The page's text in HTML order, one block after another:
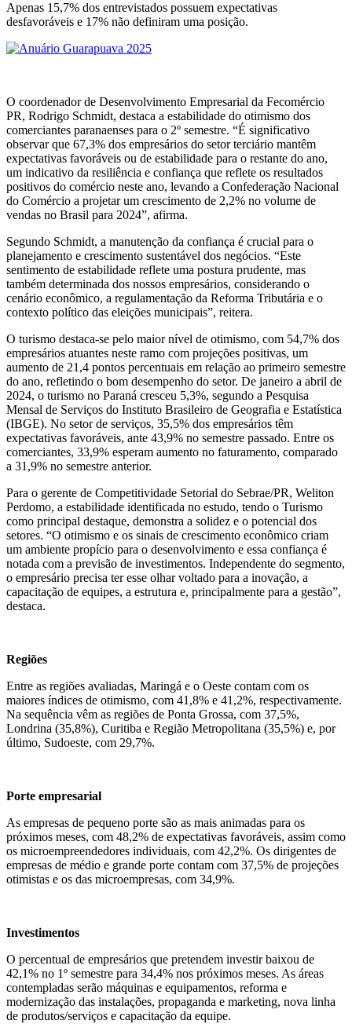
Apenas 15,7% dos entrevistados possuem expectativas
desfavoráveis e 17% não definiram uma posição.
O coordenador de Desenvolvimento Empresarial da Fecomércio
PR, Rodrigo Schmidt, destaca a estabilidade do otimismo dos
comerciantes paranaenses para o 2º semestre. “É significativo
observar que 67,3% dos empresários do setor terciário mantêm
expectativas favoráveis ou de estabilidade para o restante do ano,
um indicativo da resiliência e confiança que reflete os resultados
positivos do comércio neste ano, levando a Confederação Nacional
do Comércio a projetar um crescimento de 2,2% no volume de
vendas no Brasil para 2024”, afirma.
Segundo Schmidt, a manutenção da confiança é crucial para o
planejamento e crescimento sustentável dos negócios. “Este
sentimento de estabilidade reflete uma postura prudente, mas
também determinada dos nossos empresários, considerando o
cenário econômico, a regulamentação da Reforma Tributária e o
contexto político das eleições municipais”, reitera.
O turismo destaca-se pelo maior nível de otimismo, com 54,7% dos
empresários atuantes neste ramo com projeções positivas, um
aumento de 21,4 pontos percentuais em relação ao primeiro semestre
do ano, refletindo o bom desempenho do setor. De janeiro a abril de
2024, o turismo no Paraná cresceu 5,3%, segundo a Pesquisa
Mensal de Serviços do Instituto Brasileiro de Geografia e Estatística
(IBGE). No setor de serviços, 35,5% dos empresários têm
expectativas favoráveis, ante 43,9% no semestre passado. Entre os
comerciantes, 33,9% esperam aumento no faturamento, comparado
a 31,9% no semestre anterior.
Para o gerente de Competitividade Setorial do Sebrae/PR, Weliton
Perdomo, a estabilidade identificada no estudo, tendo o Turismo
como principal destaque, demonstra a solidez e o potencial dos
setores. “O otimismo e os sinais de crescimento econômico criam
um ambiente propício para o desenvolvimento e essa confiança é
notada com a previsão de investimentos. Independente do segmento,
o empresário precisa ter esse olhar voltado para a inovação, a
capacitação de equipes, a estrutura e, principalmente para a gestão”,
destaca.
Regiões
Entre as regiões avaliadas, Maringá e o Oeste contam com os
maiores índices de otimismo, com 41,8% e 41,2%, respectivamente.
Na sequência vêm as regiões de Ponta Grossa, com 37,5%,
Londrina (35,8%), Curitiba e Região Metropolitana (35,5%) e, por
último, Sudoeste, com 29,7%.
Porte empresarial
As empresas de pequeno porte são as mais animadas para os
próximos meses, com 48,2% de expectativas favoráveis, assim como
os microempreendedores individuais, com 42,2%. Os dirigentes de
empresas de médio e grande porte contam com 37,5% de projeções
otimistas e os das microempresas, com 34,9%.
Investimentos
O percentual de empresários que pretendem investir baixou de
42,1% no 1º semestre para 34,4% nos próximos meses. As áreas
contempladas serão máquinas e equipamentos, reforma e
modernização das instalações, propaganda e marketing, nova linha
de produtos/serviços e capacitação da equipe.